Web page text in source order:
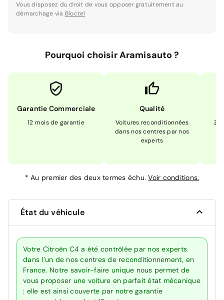
Vous disposez du droit de vous opposer gratuitement au
démarchage via Bloctel
Pourquoi choisir Aramisauto ?
Garantie Commerciale
12 mois de garantie
Qualité
Voitures reconditionnées
dans nos centres par nos
experts
*Au premier des deux termes échu.Voir conditions.
État du véhicule
Votre Citroën C4 a été contrôlée par nos experts
dans l’un de nos centres de reconditionnement, en
France. Notre savoir-faire unique nous permet de
vous proposer une voiture en parfait état mécanique
: elle est ainsi couverte par notre garantie